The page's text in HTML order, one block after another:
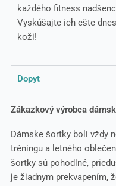
každého fitness
Vyskúšajte ich ešte
koži!
Dopyt
Zákazkový výrobca
Dámske šortky boli vždy
tréningu a letného
šortky sú pohodlné,
je žiadnym prekvapením,